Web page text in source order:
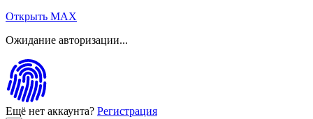
Открыть MAX
Ожидание авторизации...
Ещё нет аккаунта? Регистрация